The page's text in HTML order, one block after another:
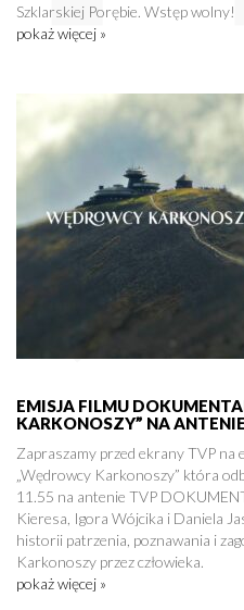
Szklarskiej Porębie. Wstęp wolny!
pokaż więcej »
EMISJA FILMU
KARKONOSZY” NA
Zapraszamy przed ekrany TVP na
„Wędrowcy Karkonoszy” która
11.55 na antenie TVP
Kieresa, Igora Wójcika i Daniela
historii patrzenia, poznawania i
Karkonoszy przez człowieka.
pokaż więcej »